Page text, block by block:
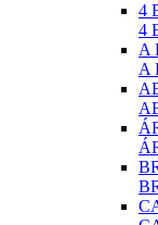
4
4
A
A